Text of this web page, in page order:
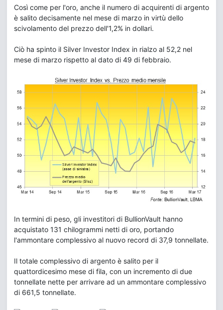
Così come per l'oro, anche il numero di acquirenti di argento
è salito decisamente nel mese di marzo in virtù dello
scivolamento del prezzo dell'1,2% in dollari.
Ciò ha spinto il Silver Investor Index in rialzo al 52,2 nel
mese di marzo rispetto al dato di 49 di febbraio.
In termini di peso, gli investitori di BullionVault hanno
acquistato 131 chilogrammi netti di oro, portando
l'ammontare complessivo al nuovo record di 37,9 tonnellate.
Il totale complessivo di argento è salito per il
quattordicesimo mese di fila, con un incremento di due
tonnellate nette per arrivare ad un ammontare complessivo
di 661,5 tonnellate.